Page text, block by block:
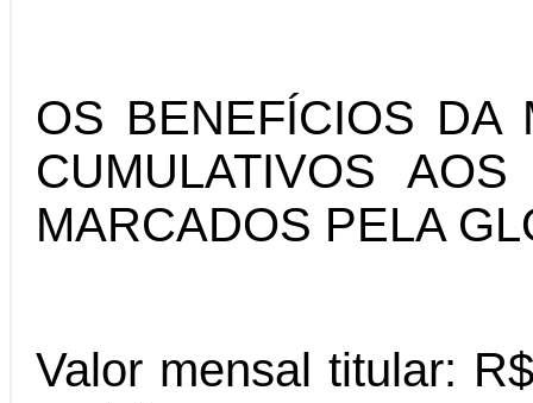
OS BENEFÍCIOS DA
CUMULATIVOS
MARCADOS PELA
Valor mensal titular: